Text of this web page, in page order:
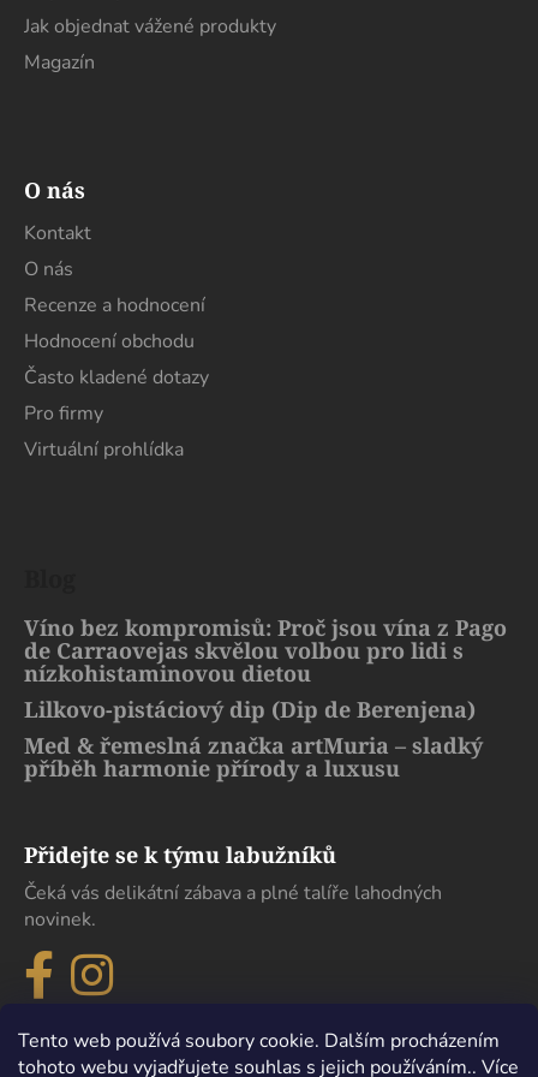
Tento web používá soubory cookie. Dalším procházením
tohoto webu vyjadřujete souhlas s jejich používáním.. Více
Jak objednat vážené produkty
Magazín
O nás
Kontakt
O nás
Recenze a hodnocení
Hodnocení obchodu
Často kladené dotazy
Pro firmy
Virtuální prohlídka
Víno bez kompromisů: Proč jsou vína z Pago
de Carraovejas skvělou volbou pro lidi s
nízkohistaminovou dietou
Lilkovo-pistáciový dip (Dip de Berenjena)
Med & řemeslná značka artMuria – sladký
příběh harmonie přírody a luxusu
Přidejte se k týmu labužníků
Čeká vás delikátní zábava a plné talíře lahodných
novinek.